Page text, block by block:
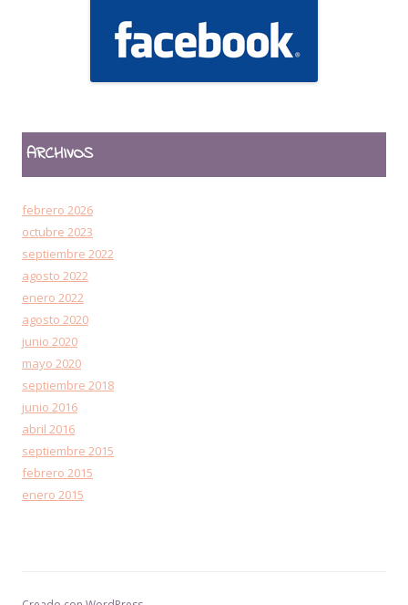
ARCHIVOS
febrero 2026
octubre 2023
septiembre 2022
agosto 2022
enero 2022
agosto 2020
junio 2020
mayo 2020
septiembre 2018
junio 2016
abril 2016
septiembre 2015
febrero 2015
enero 2015